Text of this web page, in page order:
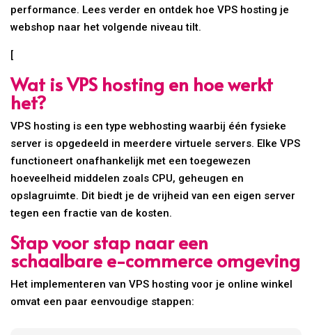
performance. Lees verder en ontdek hoe VPS hosting je
webshop naar het volgende niveau tilt.
[
Wat is VPS hosting en hoe werkt
het?
VPS hosting is een type webhosting waarbij één fysieke
server is opgedeeld in meerdere virtuele servers. Elke VPS
functioneert onafhankelijk met een toegewezen
hoeveelheid middelen zoals CPU, geheugen en
opslagruimte. Dit biedt je de vrijheid van een eigen server
tegen een fractie van de kosten.
Stap voor stap naar een
schaalbare e-commerce omgeving
Het implementeren van VPS hosting voor je online winkel
omvat een paar eenvoudige stappen: